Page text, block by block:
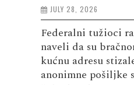
JULY 28, 2026
Federalni tužioci
naveli da su
kućnu adresu
anonimne pošiljke